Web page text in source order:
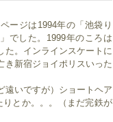
ージは1994年の「池袋り
でした。1999年のころは
た。インラインスケートに
き新宿ジョイポリスいった
遠いですが）ショートヘア
とか。。。（まだ完鉄が